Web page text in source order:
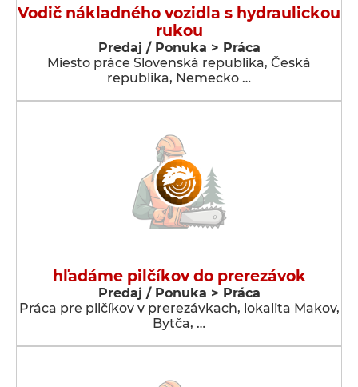
Vodič nákladného vozidla s hydraulickou
rukou
Predaj / Ponuka > Práca
Miesto práce Slovenská republika, Česká
republika, Nemecko …
hľadáme pilčíkov do prerezávok
Predaj / Ponuka > Práca
Práca pre pilčíkov v prerezávkach, lokalita Makov,
Bytča, …